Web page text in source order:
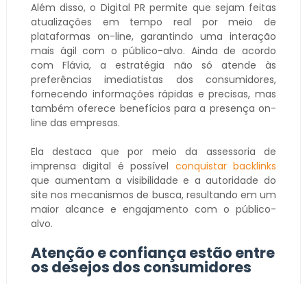
Além disso, o Digital PR permite que sejam feitas
atualizações em tempo real por meio de
plataformas on-line, garantindo uma interação
mais ágil com o público-alvo. Ainda de acordo
com Flávia, a estratégia não só atende às
preferências imediatistas dos consumidores,
fornecendo informações rápidas e precisas, mas
também oferece benefícios para a presença on-
line das empresas.
Ela destaca que por meio da assessoria de
imprensa digital é possível conquistar backlinks
que aumentam a visibilidade e a autoridade do
site nos mecanismos de busca, resultando em um
maior alcance e engajamento com o público-
alvo.
Atenção e confiança estão entre
os desejos dos consumidores